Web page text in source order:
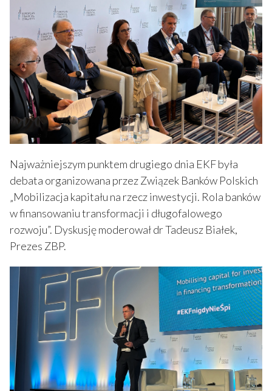
Najważniejszym punktem drugiego dnia EKF była
debata organizowana przez Związek Banków Polskich
„Mobilizacja kapitału na rzecz inwestycji. Rola banków
w finansowaniu transformacji i długofalowego
rozwoju”. Dyskusję moderował dr Tadeusz Białek,
Prezes ZBP.